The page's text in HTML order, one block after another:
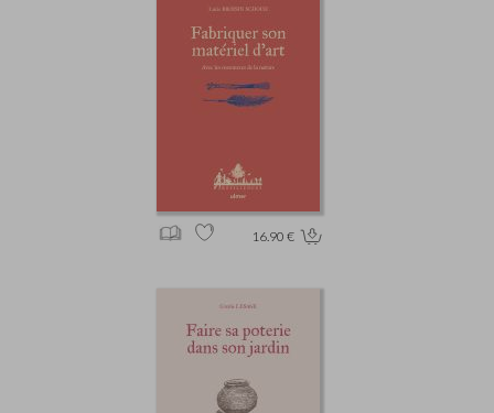
16.90 €